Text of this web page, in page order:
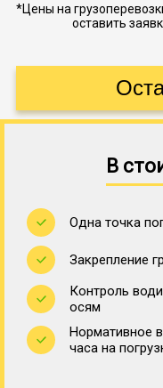
*Цены на
оставить
В
Одна точка
Закрепление
Контроль
осям
Нормативное
часа на